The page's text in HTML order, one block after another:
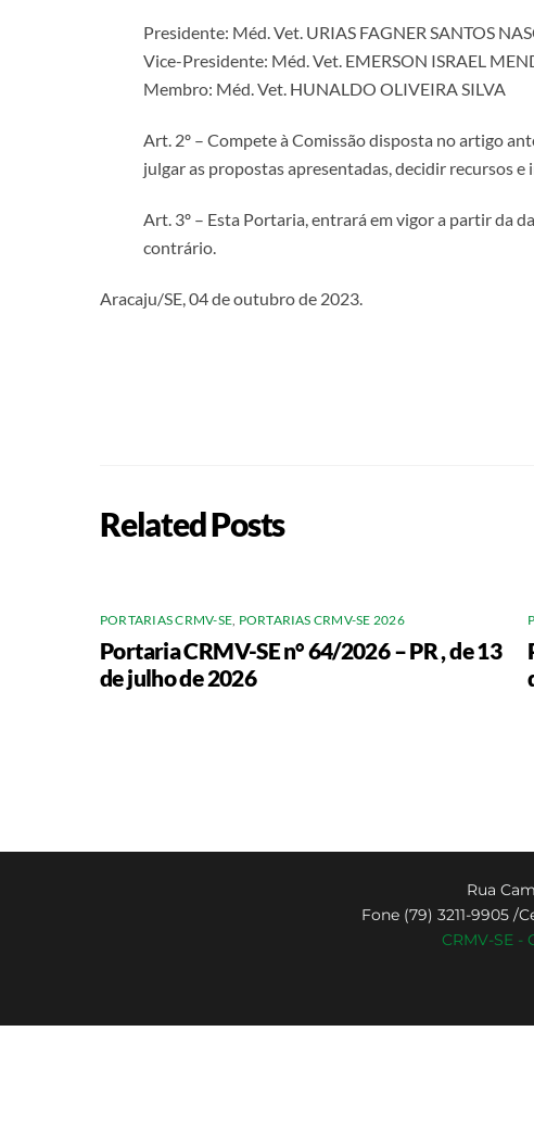
Presidente: Méd. Vet. URIAS FAGNER SANTOS
Vice-Presidente: Méd. Vet. EMERSON ISRAEL
Membro: Méd. Vet. HUNALDO OLIVEIRA SILVA
Art. 2º – Compete à Comissão disposta no artigo
julgar as propostas apresentadas, decidir recursos
Art. 3º – Esta Portaria, entrará em vigor a partir da
contrário.
Aracaju/SE, 04 de outubro de 2023.
Related Posts
PORTARIAS CRMV-SE, PORTARIAS CRMV-SE 2026
Portaria CRMV-SE n° 64/2026 – PR , de 13
de julho de 2026
Rua
Fone (79) 3211-9905 /
CRMV-SE -